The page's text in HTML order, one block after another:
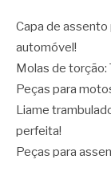
Capa de
automóvel!
Molas de torção:
Peças para
Liame
perfeita!
Peças para